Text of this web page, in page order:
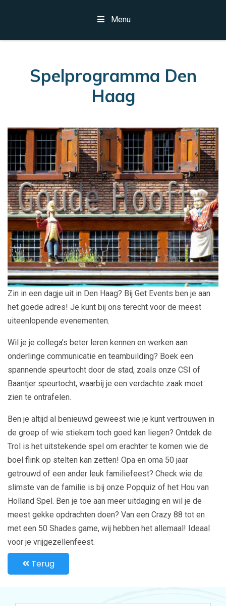
Menu
Spelprogramma Den
Haag
Zin in een dagje uit in Den Haag? Bij Get Events ben je aan
het goede adres! Je kunt bij ons terecht voor de meest
uiteenlopende evenementen.
Wil je je collega’s beter leren kennen en werken aan
onderlinge communicatie en teambuilding? Boek een
spannende speurtocht door de stad, zoals onze CSI of
Baantjer speurtocht, waarbij je een verdachte zaak moet
zien te ontrafelen.
Ben je altijd al benieuwd geweest wie je kunt vertrouwen in
de groep of wie stiekem toch goed kan liegen? Ontdek de
Trol is het uitstekende spel om erachter te komen wie de
boel flink op stelten kan zetten! Opa en oma 50 jaar
getrouwd of een ander leuk familiefeest? Check wie de
slimste van de familie is bij onze Popquiz of het Hou van
Holland Spel. Ben je toe aan meer uitdaging en wil je de
meest gekke opdrachten doen? Van een Crazy 88 tot en
met een 50 Shades game, wij hebben het allemaal! Ideaal
voor je vrijgezellenfeest.
Terug